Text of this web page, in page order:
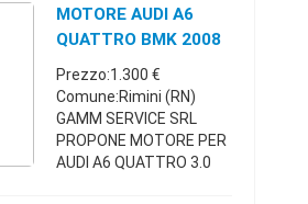
PELLE, NAVIGATORE,
CARROZZERIA,
PORTELLONE
POSTERIORE, ...
MOTORE AUDI A6
QUATTRO BMK 2008
3.0 TDI V6
Prezzo:1.300 €
Comune:Rimini (RN)
GAMM SERVICE SRL
PROPONE MOTORE PER
AUDI A6 QUATTRO 3.0